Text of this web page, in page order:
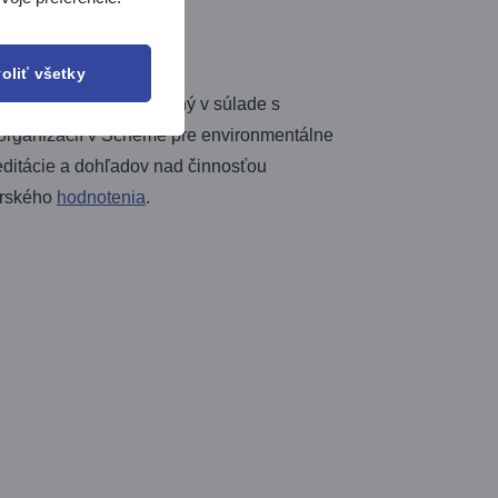
FALB bol zriadený v súlade s
v Schéme pre environmentálne
a dohľadov nad činnosťou
hodnotenia.
všetky